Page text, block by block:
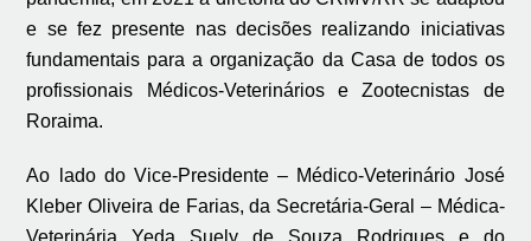
e se fez presente nas decisões realizando iniciativas
fundamentais para a organização da Casa de todos os
profissionais Médicos-Veterinários e Zootecnistas de
Roraima.
Ao lado do Vice-Presidente – Médico-Veterinário José
Kleber Oliveira de Farias, da Secretária-Geral – Médica-